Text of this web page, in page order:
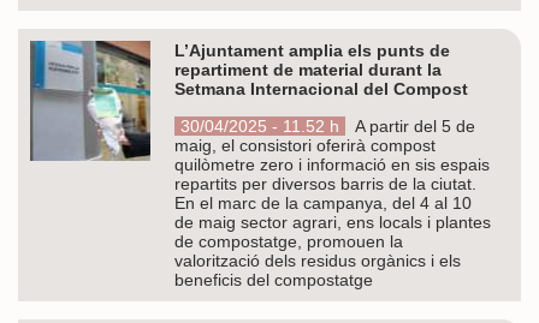
L’Ajuntament amplia els punts de
repartiment de material durant la
Setmana Internacional del Compost
30/04/2025 - 11.52 h
A partir del 5 de
maig, el consistori oferirà compost
quilòmetre zero i informació en sis espais
repartits per diversos barris de la ciutat.
En el marc de la campanya, del 4 al 10
de maig sector agrari, ens locals i plantes
de compostatge, promouen la
valorització dels residus orgànics i els
beneficis del compostatge